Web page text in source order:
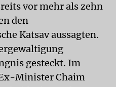
vor mehr als zehn
den
Katsav aussagten.
gesteckt. Im
Minister Chaim